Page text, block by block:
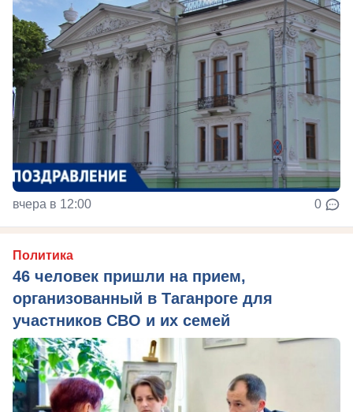
вчера в 12:00 0
Политика
46 человек пришли на прием,
организованный в Таганроге для
участников СВО и их семей